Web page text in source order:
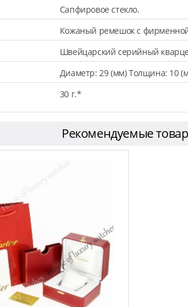
Сапфировое стекло.
Кожаный ремешок с
Швейцарский серийный
Диаметр: 29 (мм) Толщина: 10
30 г.*
Рекомендуемые